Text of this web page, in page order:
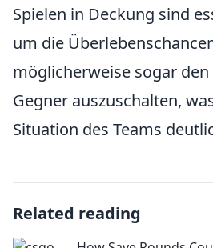
Spielen in Deckung sind
um die
möglicherweise sogar
Gegner auszuschalten,
Situation des Teams
Related reading